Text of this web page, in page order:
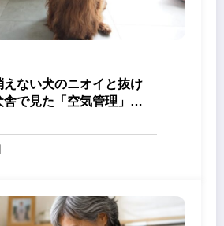
えない犬のニオイと抜け
で見た「空気管理」の